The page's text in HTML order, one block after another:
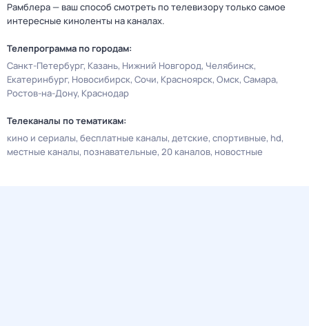
Рамблера — ваш способ смотреть по телевизору только самое
интересные киноленты на каналах.
Телепрограмма по городам:
Санкт-Петербург Казань Нижний Новгород Челябинск
Екатеринбург Новосибирск Сочи Красноярск Омск Самара
Ростов-на-Дону Краснодар
Телеканалы по тематикам:
кино и сериалы бесплатные каналы детские спортивные hd
местные каналы познавательные 20 каналов новостные